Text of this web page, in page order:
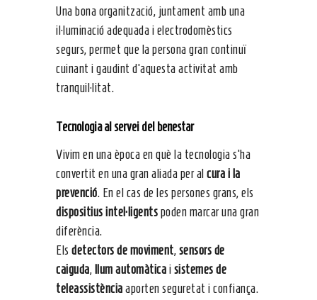
Una bona organització, juntament amb una
il·luminació adequada i electrodomèstics
segurs, permet que la persona gran continuï
cuinant i gaudint d’aquesta activitat amb
tranquil·litat.
Tecnologia al servei del benestar
Vivim en una època en què la tecnologia s’ha
convertit en una gran aliada per al cura i la
prevenció. En el cas de les persones grans, els
dispositius intel·ligents poden marcar una gran
diferència.
Els detectors de moviment, sensors de
caiguda, llum automàtica i sistemes de
teleassistència aporten seguretat i confiança.